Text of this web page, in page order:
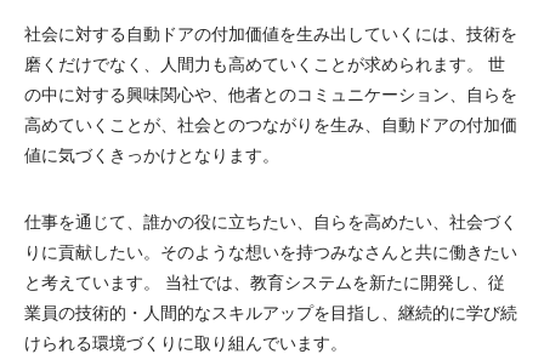
社会に対する自動ドアの付加価値を生み出していくには、技術を
磨くだけでなく、人間力も高めていくことが求められます。 世
の中に対する興味関心や、他者とのコミュニケーション、自らを
高めていくことが、社会とのつながりを生み、自動ドアの付加価
値に気づくきっかけとなります。
仕事を通じて、誰かの役に立ちたい、自らを高めたい、社会づく
りに貢献したい。そのような想いを持つみなさんと共に働きたい
と考えています。 当社では、教育システムを新たに開発し、従
業員の技術的・人間的なスキルアップを目指し、継続的に学び続
けられる環境づくりに取り組んでいます。